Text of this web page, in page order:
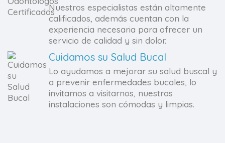
Nuestros especialistas están altamente
calificados, además cuentan con la
experiencia necesaria para ofrecer un
servicio de calidad y sin dolor.
Cuidamos su Salud Bucal
Lo ayudamos a mejorar su salud buscal y
a prevenir enfermedades bucales, lo
invitamos a visitarnos, nuestras
instalaciones son cómodas y limpias.